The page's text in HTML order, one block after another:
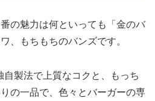
の魅力は何といっても「金のバ
、もちもちのバンズです。
製法で上質なコクと、もっち
の一品で、色々とバーガーの専